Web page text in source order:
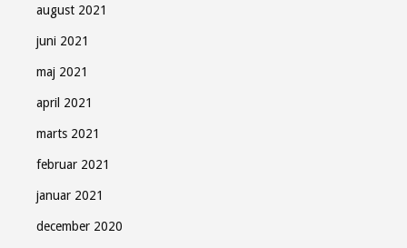
august 2021
juni 2021
maj 2021
april 2021
marts 2021
februar 2021
januar 2021
december 2020